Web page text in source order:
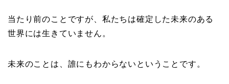
当たり前のことですが、私たちは確定した未来のある
世界には生きていません。
未来のことは、誰にもわからないということです。